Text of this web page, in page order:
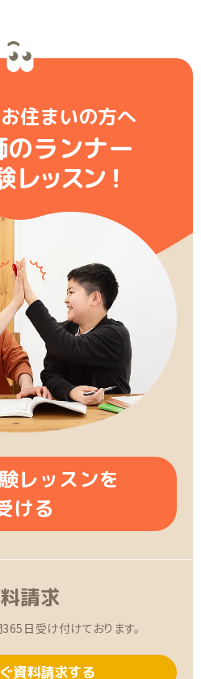
住まいの方へ
ランナー
レッスン！
レッスンを
ける
請求
日受け付けております。
資料請求する